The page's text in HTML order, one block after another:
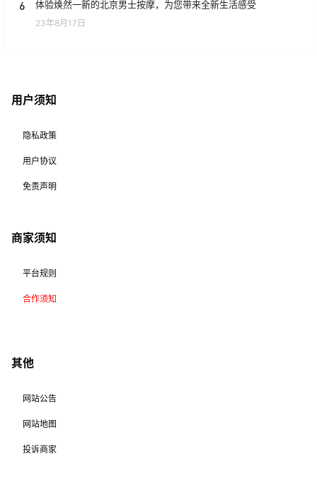
6 体验焕然一新的北京男士按摩，为您带来全新生活感受
23年8月17日
用户须知
隐私政策
用户协议
免责声明
商家须知
平台规则
合作须知
其他
网站公告
网站地图
投诉商家